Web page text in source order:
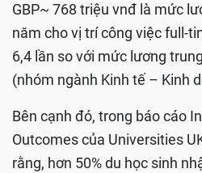
GBP~ 768 triệu vnđ là mức
năm cho vị trí công việc full-
6,4 lần so với mức lương
(nhóm ngành Kinh tế – Kinh
Bên cạnh đó, trong báo cáo
Outcomes của Universities
rằng, hơn 50% du học sinh